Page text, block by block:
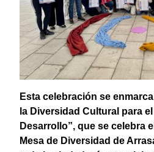
Esta celebración se
la Diversidad Cultural para
Desarrollo”, que se celebra
Mesa de Diversidad de